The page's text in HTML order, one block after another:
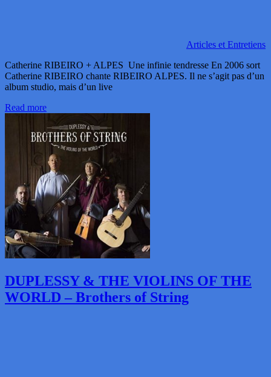
Articles et Entretiens
Catherine RIBEIRO + ALPES Une infinie tendresse En 2006 sort
Catherine RIBEIRO chante RIBEIRO ALPES. Il ne s’agit pas d’un
album studio, mais d’un live
Read more
DUPLESSY & THE VIOLINS OF THE
WORLD – Brothers of String